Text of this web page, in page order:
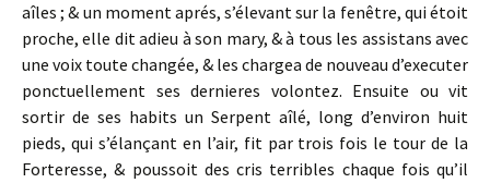
aîles ; & un moment aprés, s’élevant sur la fenêtre, qui étoit
proche, elle dit adieu à son mary, & à tous les assistans avec
une voix toute changée, & les chargea de nouveau d’executer
ponctuellement ses dernieres volontez. Ensuite ou vit
sortir de ses habits un Serpent aîlé, long d’environ huit
pieds, qui s’élançant en l’air, fit par trois fois le tour de la
Forteresse, & poussoit des cris terribles chaque fois qu’il